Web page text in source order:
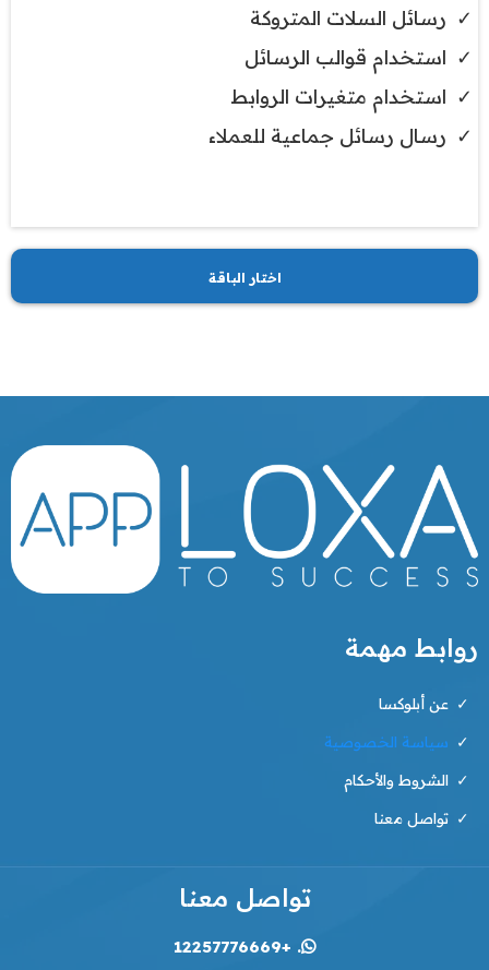
رسائل السلات المتروكة
استخدام قوالب الرسائل
استخدام متغيرات الروابط
رسال رسائل جماعية للعملاء
اختار الباقة
روابط مهمة
عن أبلوكسا
سياسة الخصوصية
الشروط والأحكام
تواصل معنا
تواصل معنا
. +12257776669